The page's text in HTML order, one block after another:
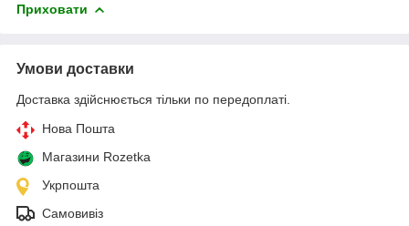
Приховати
Умови доставки
Доставка здійснюється тільки по передоплаті.
Нова Пошта
Магазини Rozetka
Укрпошта
Самовивіз